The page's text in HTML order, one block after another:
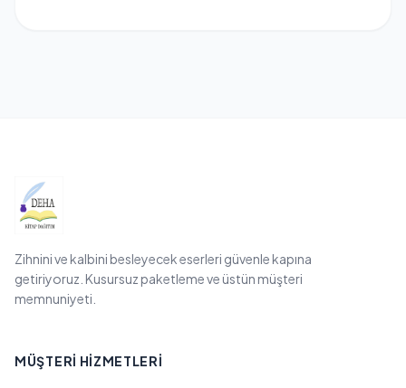
Zihnini ve kalbini besleyecek eserleri güvenle kapına
getiriyoruz. Kusursuz paketleme ve üstün müşteri
memnuniyeti.
MÜŞTERI HIZMETLERI